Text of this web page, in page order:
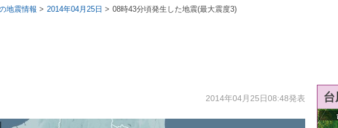
地震情報 2014年04月25日 08時43分頃発生した地震(最大震度3)
2014年04月25日08:48発表